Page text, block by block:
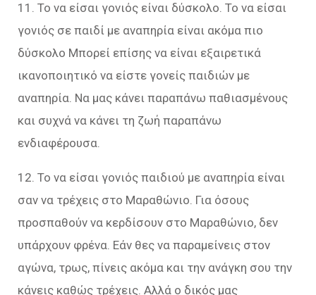
11. Το να είσαι γονιός είναι δύσκολο. Το να είσαι
γονιός σε παιδί με αναπηρία είναι ακόμα πιο
δύσκολο Μπορεί επίσης να είναι εξαιρετικά
ικανοποιητικό να είστε γονείς παιδιών με
αναπηρία. Να μας κάνει παραπάνω παθιασμένους
και συχνά να κάνει τη ζωή παραπάνω
ενδιαφέρουσα.
12. Το να είσαι γονιός παιδιού με αναπηρία είναι
σαν να τρέχεις στο Μαραθώνιο. Για όσους
προσπαθούν να κερδίσουν στο Μαραθώνιο, δεν
υπάρχουν φρένα. Εάν θες να παραμείνεις στον
αγώνα, τρως, πίνεις ακόμα και την ανάγκη σου την
κάνεις καθώς τρέχεις. Αλλά ο δικός μας